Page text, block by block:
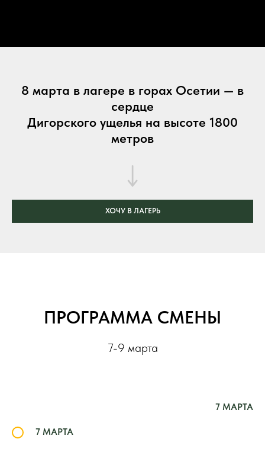
8 марта в лагере в горах Осетии — в
сердце
Дигорского ущелья на высоте 1800
метров
ХОЧУ В ЛАГЕРЬ
ПРОГРАММА СМЕНЫ
7-9 марта
7 МАРТА
7 МАРТА